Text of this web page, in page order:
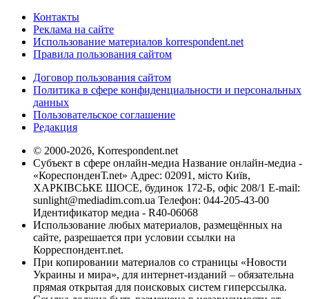
Контакты
Реклама на сайте
Использование материалов korrespondent.net
Правила пользования сайтом
Договор пользования сайтом
Политика в сфере конфиденциальности и персональных
данных
Пользовательское соглашение
Редакция
© 2000-2026, Korrespondent.net
Субъект в сфере онлайн-медиа Название онлайн-медиа -
«КореспонденТ.net» Адрес: 02091, місто Київ,
ХАРКІВСЬКЕ ШОСЕ, будинок 172-Б, офіс 208/1 E-mail:
sunlight@mediadim.com.ua Телефон: 044-205-43-00
Идентификатор медиа - R40-06068
Использование любых материалов, размещённых на
сайте, разрешается при условии ссылки на
Корреспондент.net.
При копировании материалов со страницы «Новости
Украины и мира», для интернет-изданий – обязательна
прямая открытая для поисковых систем гиперссылка.